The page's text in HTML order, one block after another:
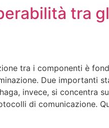
tra
tra i componenti è
Due importanti
invece, si concentra
di comunicazione.